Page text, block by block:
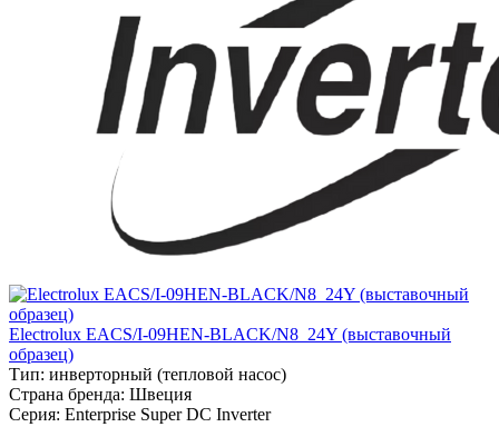
Electrolux EACS/I-09HEN-BLACK/N8_24Y (выставочный
образец)
Тип: инверторный (тепловой насос)
Страна бренда: Швеция
Серия: Enterprise Super DC Inverter